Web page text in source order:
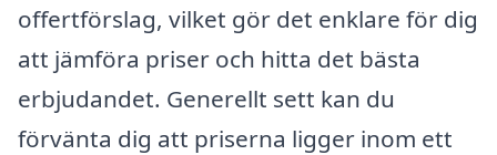
offertförslag, vilket gör det enklare för dig
att jämföra priser och hitta det bästa
erbjudandet. Generellt sett kan du
förvänta dig att priserna ligger inom ett